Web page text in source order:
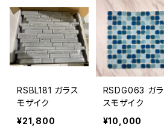
RSBL181 ガラス
モザイク
¥21,800
RSDG063 ガラ
スモザイク
¥10,000